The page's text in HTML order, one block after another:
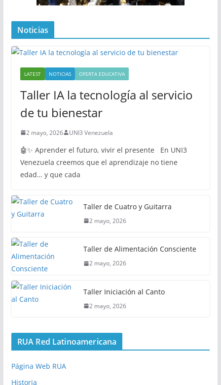
Noticias
LATEST NOTICIAS OFERTA EDUCATIVA
Taller IA la tecnología al servicio
de tu bienestar
2 mayo, 2026 UNI3 Venezuela
🤖✨ Aprender el futuro, vivir el presente En UNI3
Venezuela creemos que el aprendizaje no tiene
edad… y que cada
Taller de Cuatro y Guitarra
2 mayo, 2026
Taller de Alimentación Consciente
2 mayo, 2026
Taller Iniciación al Canto
2 mayo, 2026
RUA Red Latinoamericana
Página Web RUA
Historia